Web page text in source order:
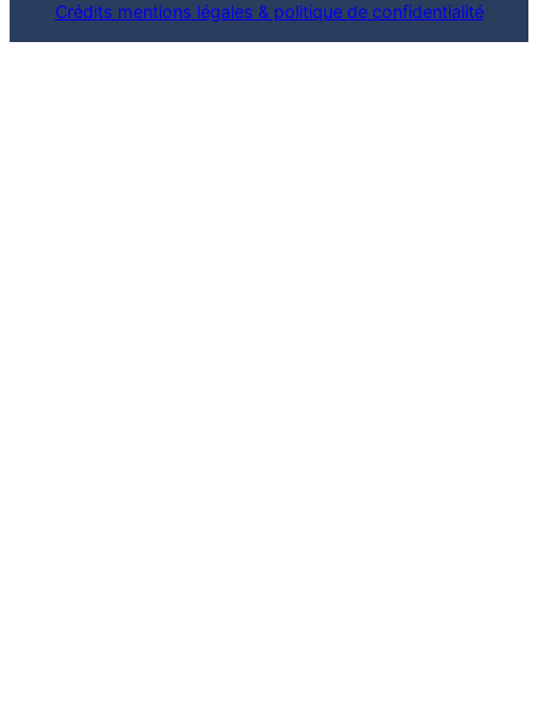
Crédits mentions légales & politique de confidentialité